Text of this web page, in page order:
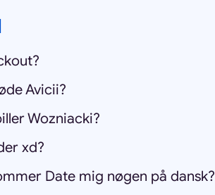
Avicii?
Wozniacki?
xd?
Date mig nøgen på dansk?